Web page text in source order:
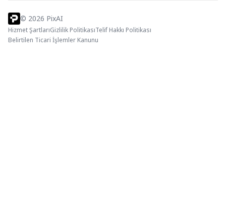
© 2026 PixAI
Hizmet ŞartlarıGizlilik PolitikasıTelif Hakkı Politikası
Belirtilen Ticari İşlemler Kanunu